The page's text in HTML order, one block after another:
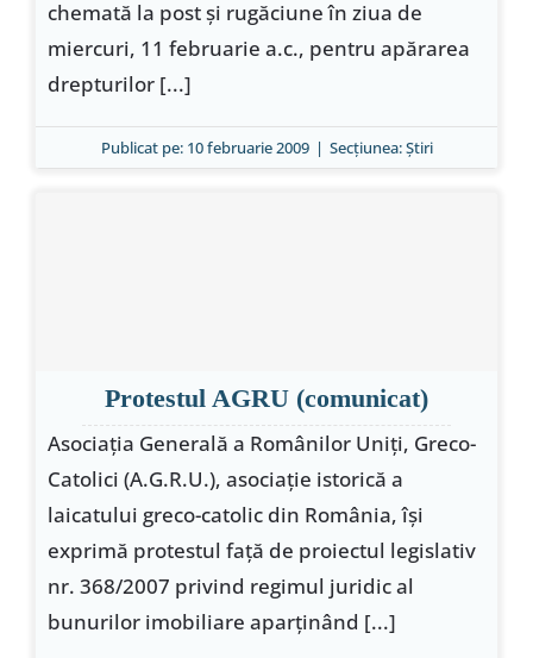
chemată la post şi rugăciune în ziua de
miercuri, 11 februarie a.c., pentru apărarea
drepturilor [...]
Publicat pe: 10 februarie 2009 | Secțiunea:Ştiri
Protestul AGRU (comunicat)
Asociaţia Generală a Românilor Uniţi, Greco-
Catolici (A.G.R.U.), asociaţie istorică a
laicatului greco-catolic din România, îşi
exprimă protestul faţă de proiectul legislativ
nr. 368/2007 privind regimul juridic al
bunurilor imobiliare aparţinând [...]